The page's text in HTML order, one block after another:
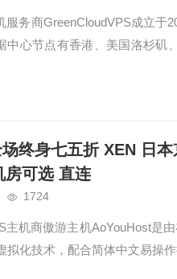
务商GreenCloudVPS成立
中心节点有香港、美国洛杉
场终身七五折 XEN 日
房可选 直连
1724
机商傲游主机AoYouHost是
拟化技术，配合简体中文易操